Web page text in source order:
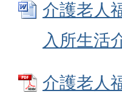
介護老人
入所生活
介護老人